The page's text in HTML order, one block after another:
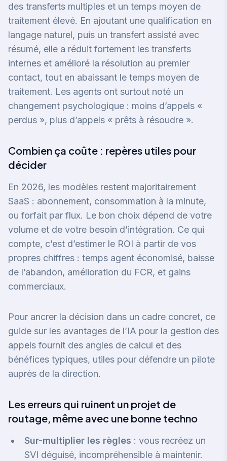
des transferts multiples et un temps moyen de
traitement élevé. En ajoutant une qualification en
langage naturel, puis un transfert assisté avec
résumé, elle a réduit fortement les transferts
internes et amélioré la résolution au premier
contact, tout en abaissant le temps moyen de
traitement. Les agents ont surtout noté un
changement psychologique : moins d’appels «
perdus », plus d’appels « prêts à résoudre ».
Combien ça coûte : repères utiles pour
décider
En 2026, les modèles restent majoritairement
SaaS : abonnement, consommation à la minute,
ou forfait par flux. Le bon choix dépend de votre
volume et de votre besoin d’intégration. Ce qui
compte, c’est d’estimer le ROI à partir de vos
propres chiffres : temps agent économisé, baisse
de l’abandon, amélioration du FCR, et gains
commerciaux.
Pour ancrer la décision dans un cadre concret, ce
guide sur les avantages de l’IA pour la gestion des
appels fournit des angles de calcul et des
bénéfices typiques, utiles pour défendre un pilote
auprès de la direction.
Les erreurs qui ruinent un projet de
routage, même avec une bonne techno
Sur-multiplier les règles : vous recréez un
SVI déguisé, incompréhensible à maintenir.